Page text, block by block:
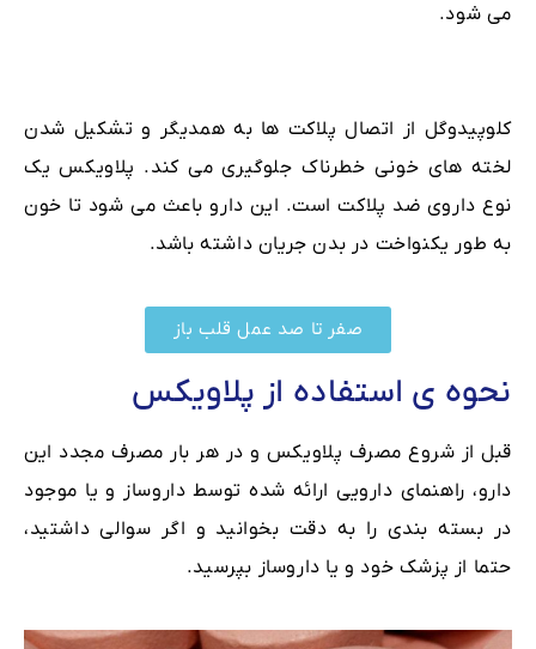
می شود.
کلوپیدوگل از اتصال پلاکت ها به همدیگر و تشکیل شدن
لخته های خونی خطرناک جلوگیری می کند. پلاویکس یک
نوع داروی ضد پلاکت است. این دارو باعث می شود تا خون
به طور یکنواخت در بدن جریان داشته باشد.
صفر تا صد عمل قلب باز
نحوه ی استفاده از پلاویکس
قبل از شروع مصرف پلاویکس و در هر بار مصرف مجدد این
دارو، راهنمای دارویی ارائه شده توسط داروساز و یا موجود
در بسته بندی را به دقت بخوانید و اگر سوالی داشتید،
حتما از پزشک خود و یا داروساز بپرسید.